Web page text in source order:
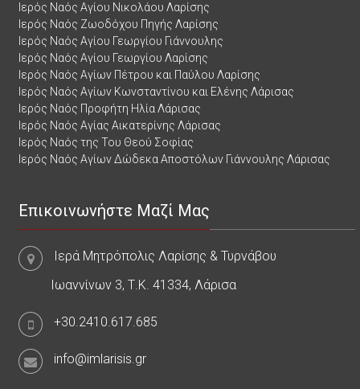
Ιερός Ναός Αγίου Νικολάου Λαρίσης
Ιερός Ναός Ζωοδόχου Πηγής Λαρίσης
Ιερός Ναός Αγίου Γεωργίου Γιάννουλης
Ιερός Ναός Αγίου Γεωργίου Λαρίσης
Ιερός Ναός Αγίων Πέτρου και Παύλου Λαρίσης
Ιερός Ναός Αγίων Κωνσταντίνου και Ελένης Λάρισας
Ιερός Ναός Προφήτη Ηλία Λάρισας
Ιερός Ναός Αγίας Αικατερίνης Λάρισας
Ιερός Ναός της Του Θεού Σοφίας
Ιερός Ναός Αγίων Δώδεκα Αποστόλων Γιάννουλης Λάρισας
Επικοινωνήστε Μαζί Μας
Ιερά Μητρόπολις Λαρίσης & Τυρνάβου
Ιωαννίνων 3, Τ.Κ. 41334, Λάρισα
+30.2410.617.685
info@imlarisis.gr